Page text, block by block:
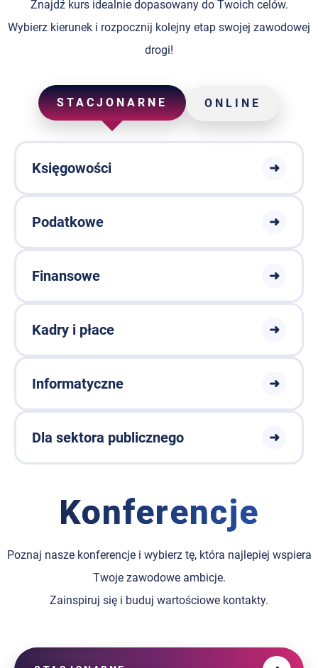
Znajdź kurs idealnie dopasowany do Twoich celów.
Wybierz kierunek i rozpocznij kolejny etap swojej zawodowej
drogi!
STACJONARNE ONLINE
Księgowości ➜
Podatkowe ➜
Finansowe ➜
Kadry i płace ➜
Informatyczne ➜
Dla sektora publicznego ➜
Konferencje
Poznaj nasze konferencje i wybierz tę, która najlepiej wspiera
Twoje zawodowe ambicje.
Zainspiruj się i buduj wartościowe kontakty.